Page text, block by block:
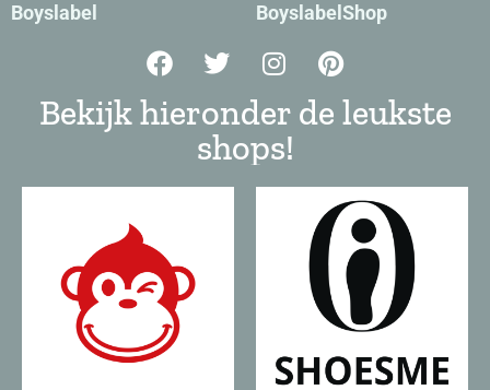
Boyslabel
BoyslabelShop
Bekijk hieronder de leukste
shops!